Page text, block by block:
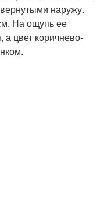
наружу.
На ощупь ее
а цвет коричнево-